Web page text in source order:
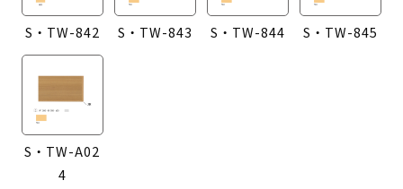
S・TW-842 S・TW-843 S・TW-844 S・TW-845
S・TW-A02
4